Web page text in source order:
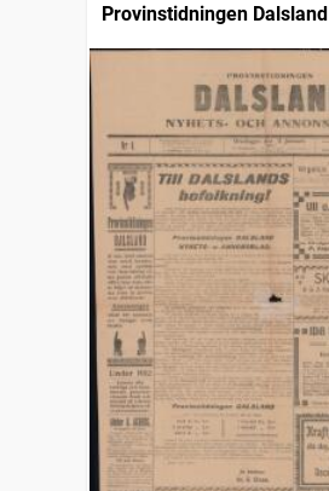
Provinstidningen Dalsland